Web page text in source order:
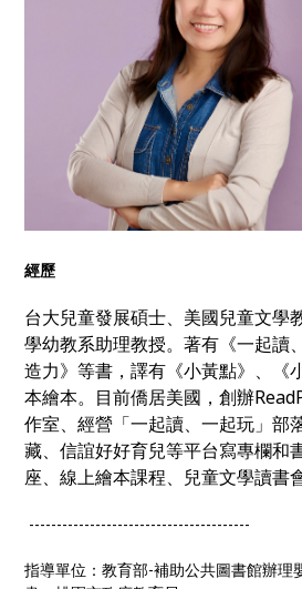
經歷
台大兒童發展碩士、美國兒童文學
學幼教系助理教授。著有《一起讀
造力》等書，譯有《小黃點》、《
本繪本。目前僑居美國，創辦
作室、經營「一起讀、一起玩」部
藏、信誼好好育兒等平台寫專欄和
座、線上繪本課程、兒童文學讀書會
----------------------------------------
指導單位：教育部-補助公共圖書館辦理